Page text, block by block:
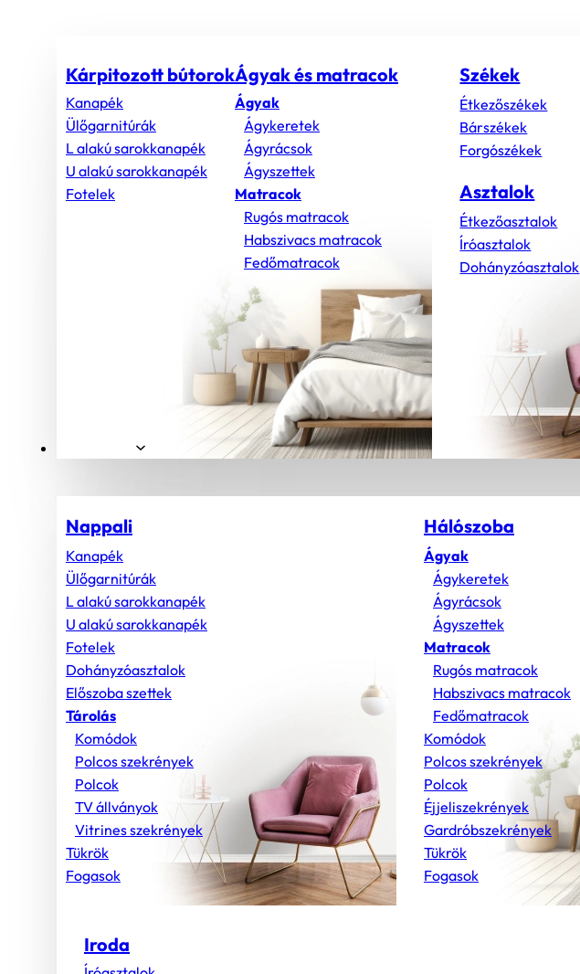
Kárpitozott bútorok
Kanapék
Ülőgarnitúrák
L alakú sarokkanapék
U alakú sarokkanapék
Fotelek
Ágyak és matracok
Ágyak
Ágykeretek
Ágyrácsok
Ágyszettek
Matracok
Rugós matracok
Habszivacs matracok
Fedőmatracok
Székek
Étkezőszékek
Bárszékek
Forgószékek
Asztalok
Étkezőasztalok
Íróasztalok
Dohányzóasztalok
Nappali
Kanapék
Ülőgarnitúrák
L alakú sarokkanapék
U alakú sarokkanapék
Fotelek
Dohányzóasztalok
Előszoba szettek
Tárolás
Komódok
Polcos szekrények
Polcok
TV állványok
Vitrines szekrények
Tükrök
Fogasok
Hálószoba
Ágyak
Ágykeretek
Ágyrácsok
Ágyszettek
Matracok
Rugós matracok
Habszivacs matracok
Fedőmatracok
Komódok
Polcos szekrények
Polcok
Éjjeliszekrények
Gardróbszekrények
Tükrök
Fogasok
Iroda